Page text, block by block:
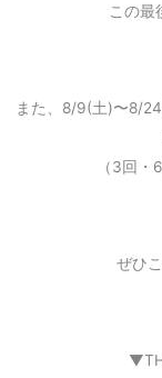
この最
また、8/9(土)〜8/
（3回・
ぜひ